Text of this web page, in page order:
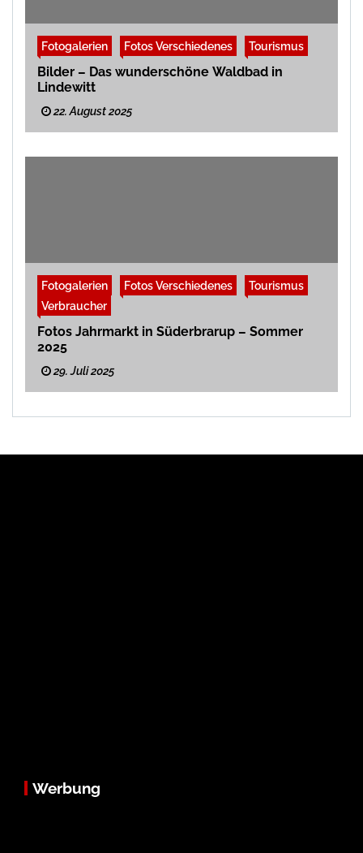
Fotogalerien Fotos Verschiedenes Tourismus
Bilder – Das wunderschöne Waldbad in
Lindewitt
22. August 2025
Fotogalerien Fotos Verschiedenes
Tourismus
Verbraucher
Fotos Jahrmarkt in Süderbrarup – Sommer
2025
29. Juli 2025
Werbung